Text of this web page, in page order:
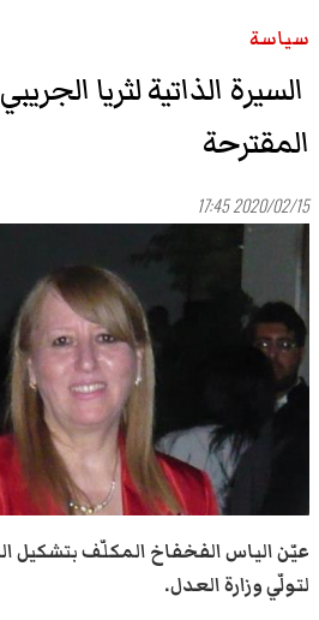
سياسة
السيرة الذاتية لثريا
المقترحة
2020/02/15 17:45
عيّن الياس الفخفاخ المكلّف بتشكيل
لتولّي وزارة العدل.